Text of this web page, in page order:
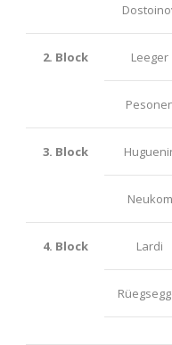
2. Block Leeger
3. Block
Neukom
4. Block Lardi